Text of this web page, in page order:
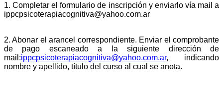
1. Completar el formulario de inscripción y enviarlo vía mail a
ippcpsicoterapiacognitiva@yahoo.com.ar
2. Abonar el arancel correspondiente. Enviar el comprobante
de pago escaneado a la siguiente dirección de
mail:ippcpsicoterapiacognitiva@yahoo.com.ar, indicando
nombre y apellido, título del curso al cual se anota.